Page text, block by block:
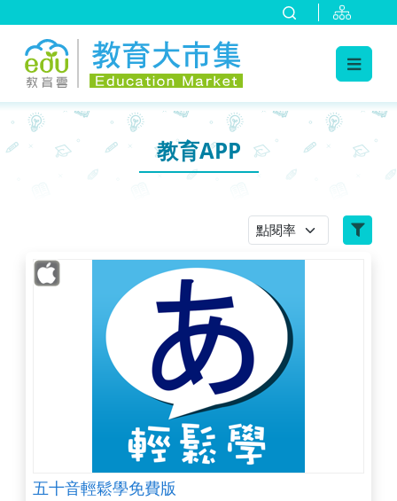
::: 教育APP
五十音輕鬆學免費版